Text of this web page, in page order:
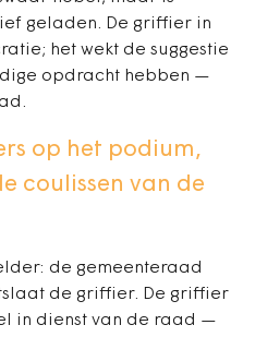
geladen. De griffier in
het wekt de suggestie
opdracht hebben —
op het podium,
coulissen van de
de gemeenteraad
de griffier. De griffier
in dienst van de raad —